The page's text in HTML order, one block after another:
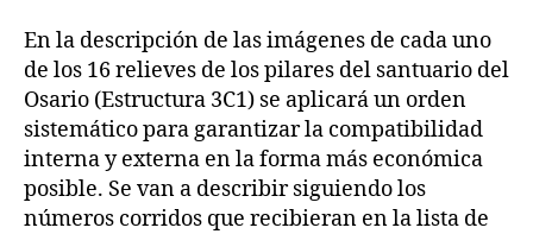
En la descripción de las imágenes de cada uno
de los 16 relieves de los pilares del santuario del
Osario (Estructura 3C1) se aplicará un orden
sistemático para garantizar la compatibilidad
interna y externa en la forma más económica
posible. Se van a describir siguiendo los
números corridos que recibieran en la lista de